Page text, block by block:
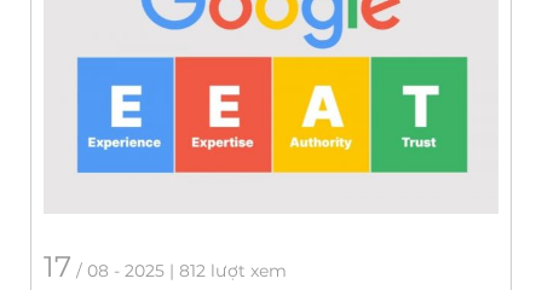
17 / 08 - 2025 | 812 lượt xem